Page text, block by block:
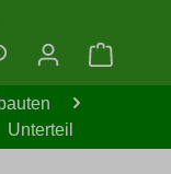
Unterteil